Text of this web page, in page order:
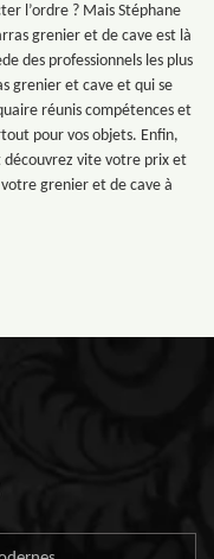
l’ordre ? Mais Stéphane
grenier et de cave est là
des professionnels les plus
grenier et cave et qui se
réunis compétences et
pour vos objets. Enfin,
vite votre prix et
grenier et de cave à